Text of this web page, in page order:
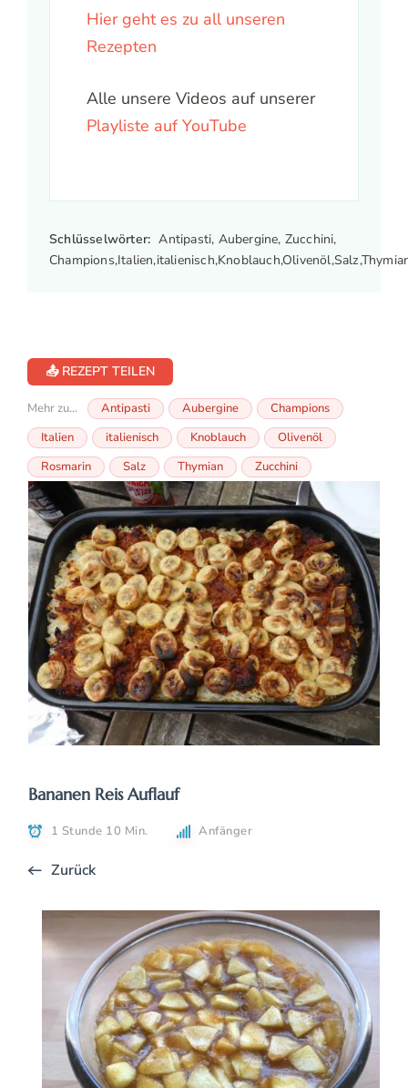
Hier geht es zu all unseren
Rezepten
Alle unsere Videos auf unserer
Playliste auf YouTube
Schlüsselwörter: Antipasti, Aubergine, Zucchini,
📤 REZEPT TEILEN
Mehr zu... Antipasti Aubergine
Champions
Italien
italienisch Knoblauch
Olivenöl
Rosmarin
Salz Thymian Zucchini
Bananen Reis Auflauf
1 Stunde 10 Min. Anfänger
Zurück